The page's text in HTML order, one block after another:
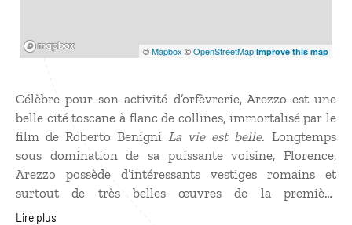
©Mapbox ©OpenStreetMap Improve this map
Célèbre pour son activité d’orfèvrerie, Arezzo est une
belle cité toscane à flanc de collines, immortalisé par le
film de Roberto Benigni La vie est belle. Longtemps
sous domination de sa puissante voisine, Florence,
Arezzo possède d’intéressants vestiges romains et
surtout de très belles œuvres de la première
Renaissance italienne, dont une fresque de Piero della
Lire plus